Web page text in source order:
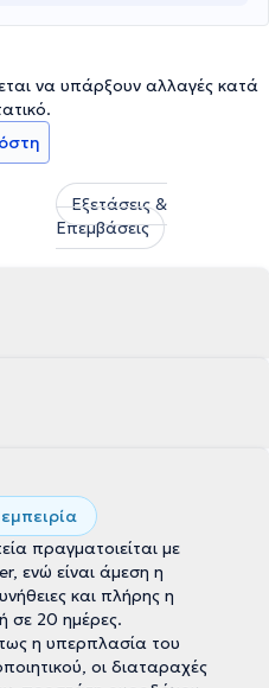
να υπάρξουν αλλαγές κατά
Εξετάσεις &
Επεμβάσεις
πραγματοιείται με
ενώ είναι άμεση η
και πλήρης η
σε 20 ημέρες.
η υπερπλασία του
οι διαταραχές